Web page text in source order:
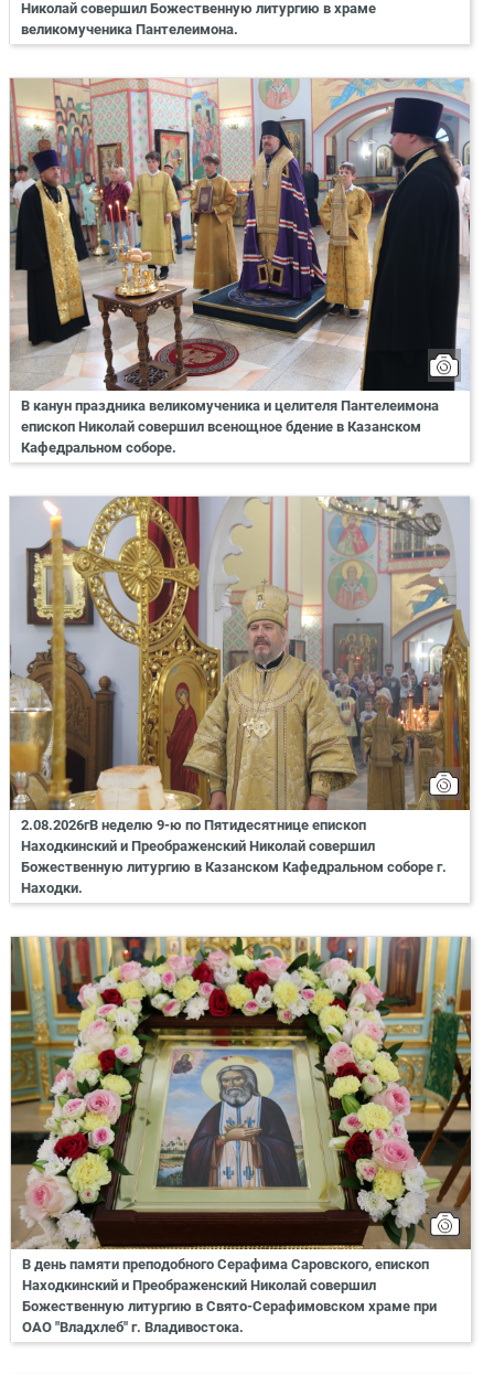
Николай совершил Божественную литургию в храме
великомученика Пантелеимона.
В канун праздника великомученика и целителя Пантелеимона
епископ Николай совершил всенощное бдение в Казанском
Кафедральном соборе.
2.08.2026гВ неделю 9-ю по Пятидесятнице епископ
Находкинский и Преображенский Николай совершил
Божественную литургию в Казанском Кафедральном соборе г.
Находки.
В день памяти преподобного Серафима Саровского, епископ
Находкинский и Преображенский Николай совершил
Божественную литургию в Свято-Серафимовском храме при
ОАО "Владхлеб" г. Владивостока.